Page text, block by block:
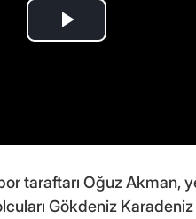
taraftarı Oğuz Akman,
Gökdeniz